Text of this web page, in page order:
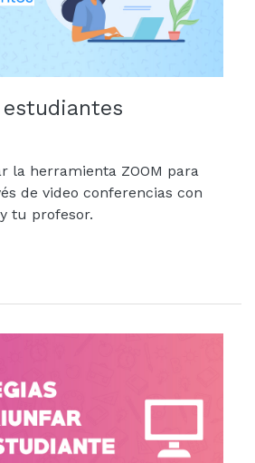
estudiantes
la herramienta ZOOM para
de video conferencias con
tu profesor.